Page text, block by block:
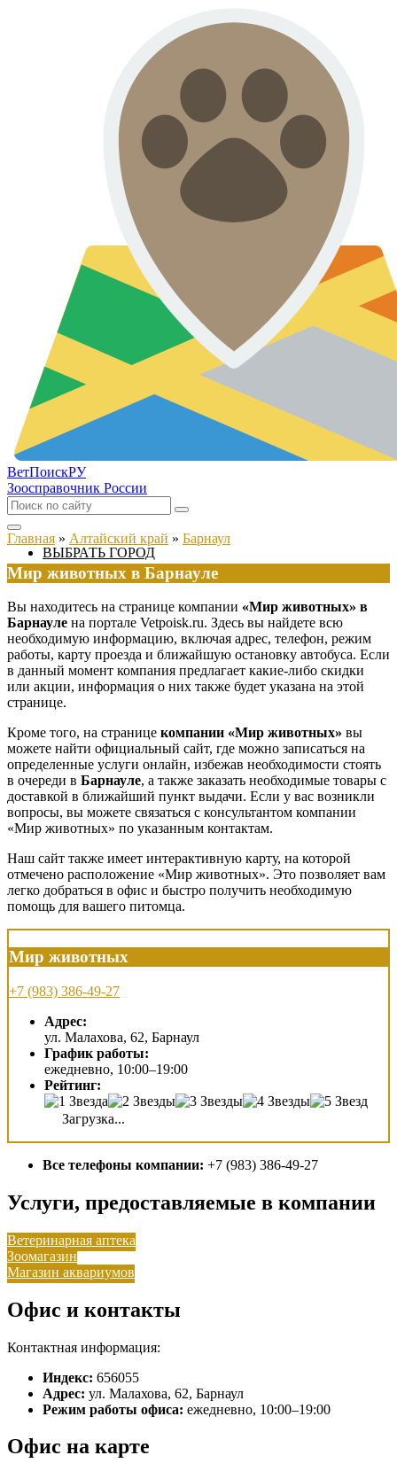
ВетПоискРУ
Зоосправочник России
ВЫБРАТЬ ГОРОД
Главная » Алтайский край » Барнаул
Мир животных в Барнауле
Вы находитесь на странице компании «Мир животных» в
Барнауле на портале Vetpoisk.ru. Здесь вы найдете всю
необходимую информацию, включая адрес, телефон, режим
работы, карту проезда и ближайшую остановку автобуса. Если
в данный момент компания предлагает какие-либо скидки
или акции, информация о них также будет указана на этой
странице.
Кроме того, на странице компании «Мир животных» вы
можете найти официальный сайт, где можно записаться на
определенные услуги онлайн, избежав необходимости стоять
в очереди в Барнауле, а также заказать необходимые товары с
доставкой в ближайший пункт выдачи. Если у вас возникли
вопросы, вы можете связаться с консультантом компании
«Мир животных» по указанным контактам.
Наш сайт также имеет интерактивную карту, на которой
отмечено расположение «Мир животных». Это позволяет вам
легко добраться в офис и быстро получить необходимую
помощь для вашего питомца.
Мир животных
+7 (983) 386-49-27
Адрес:
ул. Малахова, 62, Барнаул
График работы:
ежедневно, 10:00–19:00
Рейтинг:
Загрузка...
Все телефоны компании: +7 (983) 386-49-27
Услуги, предоставляемые в компании
Ветеринарная аптека
Зоомагазин
Магазин аквариумов
Офис и контакты
Контактная информация:
Индекс: 656055
Адрес: ул. Малахова, 62, Барнаул
Режим работы офиса: ежедневно, 10:00–19:00
Офис на карте